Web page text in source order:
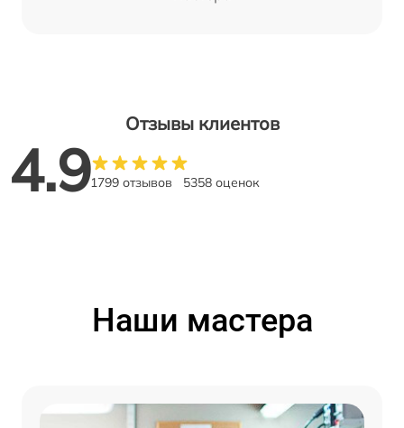
Отзывы клиентов
4.91799 отзывов 5358 оценок
Наши мастера